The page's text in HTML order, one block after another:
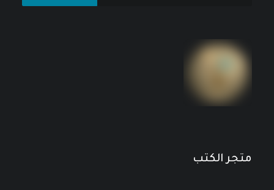
متجر الكتب